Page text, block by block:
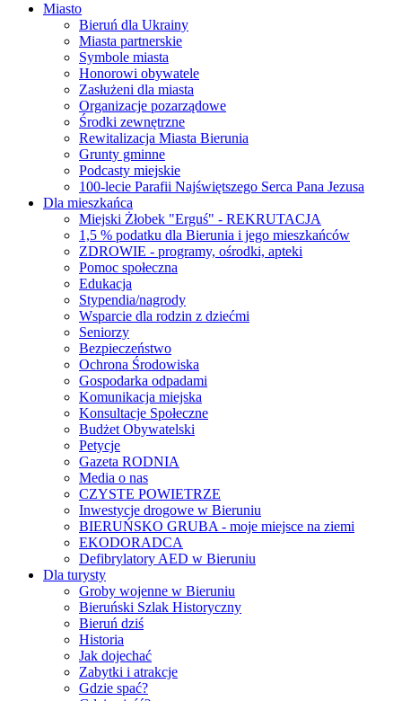
Miasto
Bieruń dla Ukrainy
Miasta partnerskie
Symbole miasta
Honorowi obywatele
Zasłużeni dla miasta
Organizacje pozarządowe
Środki zewnętrzne
Rewitalizacja Miasta Bierunia
Grunty gminne
Podcasty miejskie
100-lecie Parafii Najświętszego Serca Pana Jezusa
Dla mieszkańca
Miejski Żłobek "Erguś" - REKRUTACJA
1,5 % podatku dla Bierunia i jego mieszkańców
ZDROWIE - programy, ośrodki, apteki
Pomoc społeczna
Edukacja
Stypendia/nagrody
Wsparcie dla rodzin z dziećmi
Seniorzy
Bezpieczeństwo
Ochrona Środowiska
Gospodarka odpadami
Komunikacja miejska
Konsultacje Społeczne
Budżet Obywatelski
Petycje
Gazeta RODNIA
Media o nas
CZYSTE POWIETRZE
Inwestycje drogowe w Bieruniu
BIERUŃSKO GRUBA - moje miejsce na ziemi
EKODORADCA
Defibrylatory AED w Bieruniu
Dla turysty
Groby wojenne w Bieruniu
Bieruński Szlak Historyczny
Bieruń dziś
Historia
Jak dojechać
Zabytki i atrakcje
Gdzie spać?